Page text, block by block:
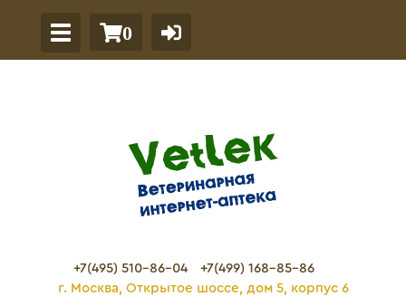
0
+7(495) 510-86-04
+7(499) 168-85-86
г. Москва, Открытое шоссе, дом 5, корпус 6